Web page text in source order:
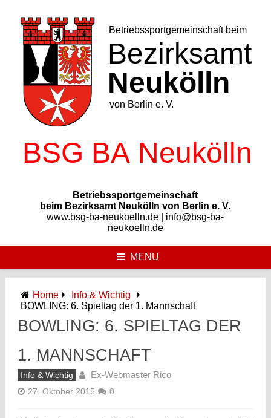
content
Betriebssportgemeinschaft
beim Bezirksamt Neukölln von Berlin e. V.
www.bsg-ba-neukoelln.de | info@bsg-ba-
neukoelln.de
MENU
Home
Info & Wichtig
BOWLING: 6. Spieltag der 1. Mannschaft
BOWLING: 6. SPIELTAG DER
1. MANNSCHAFT
Info & Wichtig Ex-Webmaster Rico
27. Oktober 2015 0